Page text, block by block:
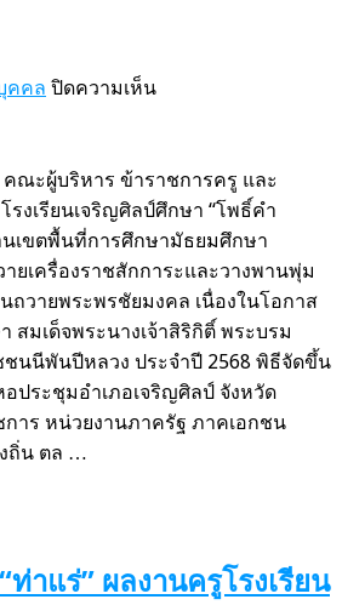
คคล ปิดความเห็นบน
ถวาย
พระพร
ชัยมงคล
เนื่อง
ใน
วัน
เฉลิม
พระชนมพรรษา
สมเด็จ
หลวง
ณะผู้บริหาร ข้าราชการครู และ
งเรียนเจริญศิลป์ศึกษา “โพธิ์คำ
เขตพื้นที่การศึกษามัธยมศึกษา
ยเครื่องราชสักการะและวางพานพุ่ม
ถวายพระพรชัยมงคล เนื่องในโอกาส
สมเด็จพระนางเจ้าสิริกิติ์ พระบรม
นนีพันปีหลวง ประจำปี 2568 พิธีจัดขึ้น
ประชุมอำเภอเจริญศิลป์ จังหวัด
าร หน่วยงานภาครัฐ ภาคเอกชน
ถิ่น ตล …
ท่าแร่” ผลงานครูโรงเรียน